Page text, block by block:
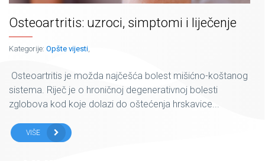
Osteoartritis: uzroci, simptomi i liječenje
Kategorije: Opšte vijesti,
Osteoartritis je možda najčešća bolest mišićno-koštanog
sistema. Riječ je o hroničnoj degenerativnoj bolesti
zglobova kod koje dolazi do oštećenja hrskavice...
VIŠE